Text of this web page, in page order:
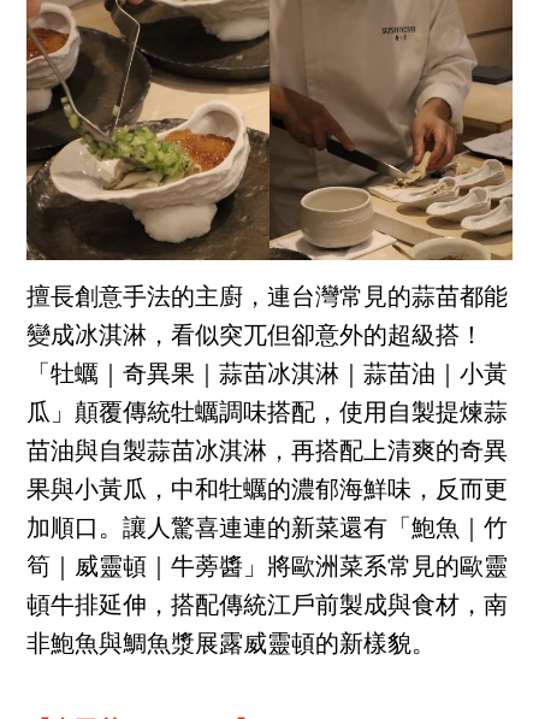
擅長創意手法的主廚，連台灣常見的蒜苗都能
變成冰淇淋，看似突兀但卻意外的超級搭！
「牡蠣｜奇異果｜蒜苗冰淇淋｜蒜苗油｜小黃
瓜」顛覆傳統牡蠣調味搭配，使用自製提煉蒜
苗油與自製蒜苗冰淇淋，再搭配上清爽的奇異
果與小黃瓜，中和牡蠣的濃郁海鮮味，反而更
加順口。讓人驚喜連連的新菜還有「鮑魚｜竹
筍｜威靈頓｜牛蒡醬」將歐洲菜系常見的歐靈
頓牛排延伸，搭配傳統江戶前製成與食材，南
非鮑魚與鯛魚漿展露威靈頓的新樣貌。